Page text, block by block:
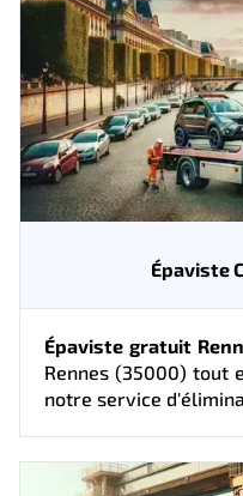
Épaviste
Épaviste gratuit
Rennes (35000) tout
notre service